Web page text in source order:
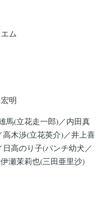
ム
明
馬(立花走一郎)／内田真
木渉(立花英介)／井上喜
高のり子(パンチ幼犬／
瀬茉莉也(三田亜里沙)